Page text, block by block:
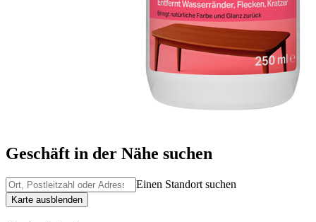
Geschäft in der Nähe suchen
Einen Standort suchen
Karte ausblenden